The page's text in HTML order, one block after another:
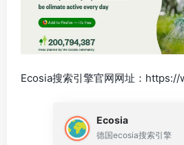
Ecosia搜索引擎官网网址：https://
Ecosia
德国ecosia搜索引擎